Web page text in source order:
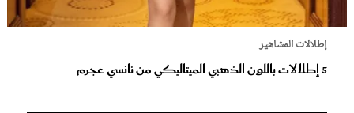
إطلالات المشاهير
5 إطلالات باللون الذهبي الميتاليكي من نانسي عجرم